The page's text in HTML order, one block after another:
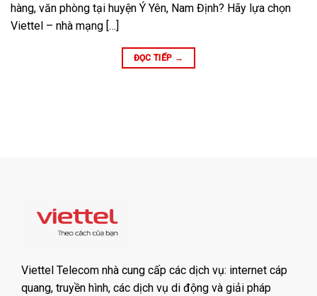
hàng, văn phòng tại huyện Ý Yên, Nam Định? Hãy lựa chọn
Viettel – nhà mạng […]
ĐỌC TIẾP →
Viettel Telecom nhà cung cấp các dịch vụ: internet cáp
quang, truyền hình, các dịch vụ di động và giải pháp